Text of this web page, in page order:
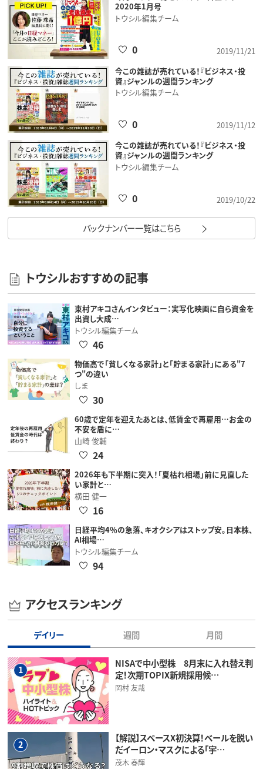
2020年1月号
トウシル編集チーム
2019/11/21
0
今この雑誌が売れている！『ビジネス・投
資』ジャンルの週間ランキング
トウシル編集チーム
2019/11/12
0
今この雑誌が売れている！『ビジネス・投
資』ジャンルの週間ランキング
トウシル編集チーム
2019/10/22
0
バックナンバー一覧はこちら
トウシルおすすめの記事
東村アキコさんインタビュー：実写化映画に自ら資金を
出資し大成…
トウシル編集チーム
46
物価高で「貧しくなる家計」と「貯まる家計」にある"7
つ"の違い
しま
30
60歳で定年を迎えたあとは、低賃金で再雇用…お金の
不安を盾に…
山崎 俊輔
24
2026年も下半期に突入！「夏枯れ相場」前に見直した
い家計と…
横田 健一
16
日経平均4％の急落、キオクシアはストップ安。日本株、
AI相場…
トウシル編集チーム
94
アクセスランキング
デイリー 週間 月間
1
NISAで中小型株 8月末に入れ替え判
定！次期TOPIX新規採用候…
岡村 友哉
2
【解説】スペースX初決算！ベールを脱い
だイーロン・マスクによる「宇…
茂木 春輝